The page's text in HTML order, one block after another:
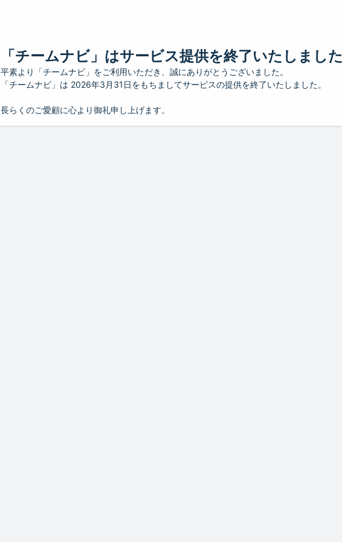
「チームナビ」はサービス提供を終了いたしました
平素より「チームナビ」をご利用いただき、誠にありがとうございました。
「チームナビ」は 2026年3月31日をもちましてサービスの提供を終了いたしました。
長らくのご愛顧に心より御礼申し上げます。